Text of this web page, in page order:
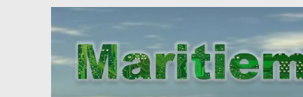
naar
inhoud
Maritiem
Service